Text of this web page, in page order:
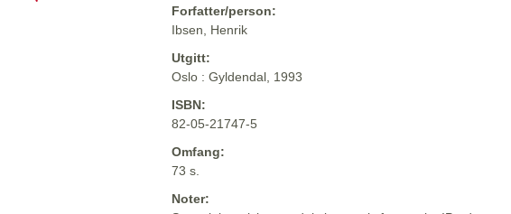
Forfatter/person:
Ibsen, Henrik
Utgitt:
Oslo : Gyldendal, 1993
ISBN:
82-05-21747-5
Omfang:
73 s.
Noter: